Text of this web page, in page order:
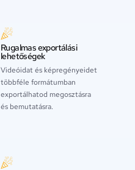
Rugalmas exportálási
lehetőségek
Videóidat és képregényeidet
többféle formátumban
exportálhatod megosztásra
és bemutatásra.